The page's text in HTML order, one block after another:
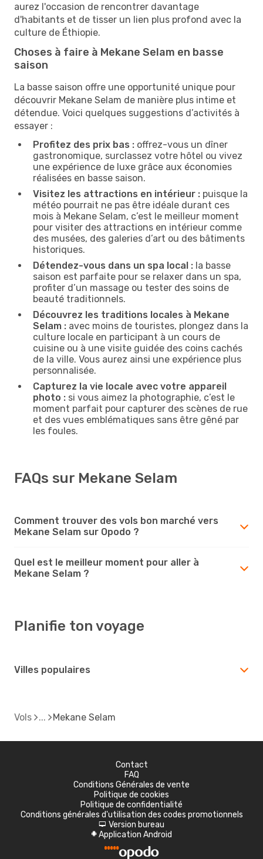
aurez l'occasion de rencontrer davantage
d'habitants et de tisser un lien plus profond avec la
culture de Éthiopie.
Choses à faire à Mekane Selam en basse
saison
La basse saison offre une opportunité unique pour
découvrir Mekane Selam de manière plus intime et
détendue. Voici quelques suggestions d’activités à
essayer :
Profitez des prix bas : offrez-vous un dîner
gastronomique, surclassez votre hôtel ou vivez
une expérience de luxe grâce aux économies
réalisées en basse saison.
Visitez les attractions en intérieur : puisque la
météo pourrait ne pas être idéale durant ces
mois à Mekane Selam, c’est le meilleur moment
pour visiter des attractions en intérieur comme
des musées, des galeries d’art ou des bâtiments
historiques.
Détendez-vous dans un spa local : la basse
saison est parfaite pour se relaxer dans un spa,
profiter d’un massage ou tester des soins de
beauté traditionnels.
Découvrez les traditions locales à Mekane
Selam : avec moins de touristes, plongez dans la
culture locale en participant à un cours de
cuisine ou à une visite guidée des coins cachés
de la ville. Vous aurez ainsi une expérience plus
personnalisée.
Capturez la vie locale avec votre appareil
photo : si vous aimez la photographie, c’est le
moment parfait pour capturer des scènes de rue
et des vues emblématiques sans être gêné par
les foules.
FAQs sur Mekane Selam
Comment trouver des vols bon marché vers
Mekane Selam sur Opodo ?
Quel est le meilleur moment pour aller à
Mekane Selam ?
Planifie ton voyage
Villes populaires
Vols Mekane Selam
Contact
FAQ
Conditions Générales de vente
Politique de cookies
Politique de confidentialité
Conditions générales d'utilisation des codes promotionnels
d Version bureau
A Application Android